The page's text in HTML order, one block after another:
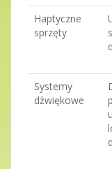
Haptyczne
sprzęty
Systemy
dźwiękowe